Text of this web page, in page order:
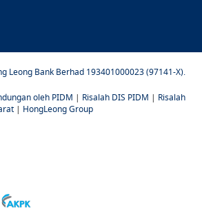
Leong Bank Berhad 193401000023 (97141-X).
oleh PIDM | Risalah DIS PIDM | Risalah
| HongLeong Group